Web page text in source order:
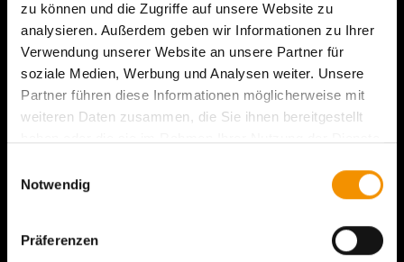
zu können und die Zugriffe auf unsere Website zu
analysieren. Außerdem geben wir Informationen zu Ihrer
Verwendung unserer Website an unsere Partner für
soziale Medien, Werbung und Analysen weiter. Unsere
Partner führen diese Informationen möglicherweise mit
weiteren Daten zusammen, die Sie ihnen bereitgestellt
Notwendig
Präferenzen
©Thomas Sattler